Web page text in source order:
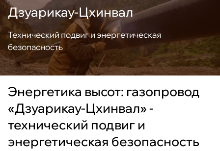
Дзуарикау-Цхинвал
Технический подвиг и энергетическая
безопасность
Энергетика высот: газопровод
«Дзуарикау-Цхинвал» -
технический подвиг и
энергетическая безопасность